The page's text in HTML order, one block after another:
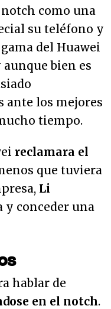
como una
su teléfono y
del Huawei
bien es
ante los mejores
tiempo.
reclamara el
que tuviera
Li
y conceder una
hablar de
en el notch.